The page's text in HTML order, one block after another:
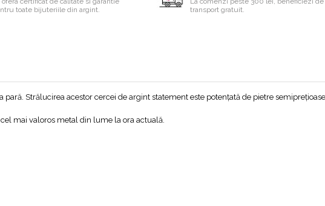
toate bijuteriile din argint.
transport gratuit.
Strălucirea acestor cercei de argint statement este potențată de pietre semiprețioase
mai valoros metal din lume la ora actuală.